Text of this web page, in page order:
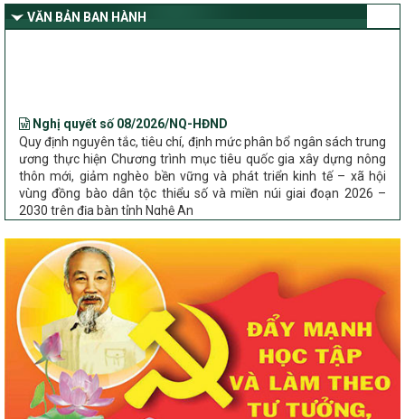
dân tộc thiểu số và miền núi giai đoạn 2026 – 2030 trên địa bàn tỉnh
Nghệ An
VĂN BẢN BAN HÀNH
Quy định nguyên tắc, tiêu chí, định mức phân bổ ngân sách trung
ương thực hiện Chương trình mục tiêu quốc gia xây dựng nông
thôn mới, giảm nghèo bền vững và phát triển kinh tế – xã hội
vùng đồng bào dân tộc thiểu số và miền núi giai đoạn 2026 –
2030 trên địa bàn tỉnh Nghệ An
Chỉ Thị số 22-CT/TU
về đẩy mạnh thực hiện Chương trình mục tiêu quốc gia xây dựng
nông thôn mới, giảm nghèo bền vững và phát triển kinh tế – xã
hội vùng đồng bào dân tộc thiểu số và miền núi giai đoạn 2026 –
2030 trên địa bàn tỉnh Nghệ An
Quyết định số 2490/QĐ-UBND
Về việc thành lập Ban Chỉ đạo Chương trình mục tiều quốc gia xây
dựng nông thôn mới, giảm nghèo bền vững và phát triển kinh tế –
xã hội vùng đồng bào dân tộc thiểu số và miền núi giai đoạn 2026
-2030 tỉnh Nghệ An
Thông tư Số 23/2026/TT-BNNMT